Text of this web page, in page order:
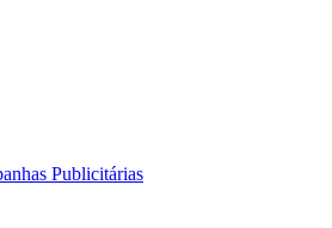
Publicitárias